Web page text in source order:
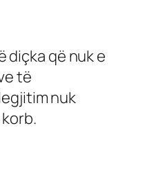
diçka që nuk e
të
nuk